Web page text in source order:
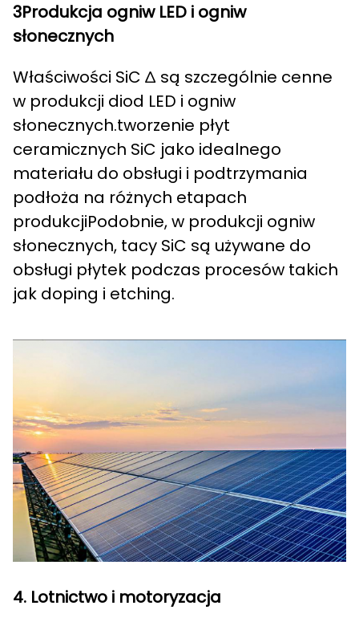
3Produkcja ogniw LED i ogniw
słonecznych
Właściwości SiC ∆ są szczególnie cenne
w produkcji diod LED i ogniw
słonecznych.tworzenie płyt
ceramicznych SiC jako idealnego
materiału do obsługi i podtrzymania
podłoża na różnych etapach
produkcjiPodobnie, w produkcji ogniw
słonecznych, tacy SiC są używane do
obsługi płytek podczas procesów takich
jak doping i etching.
4. Lotnictwo i motoryzacja